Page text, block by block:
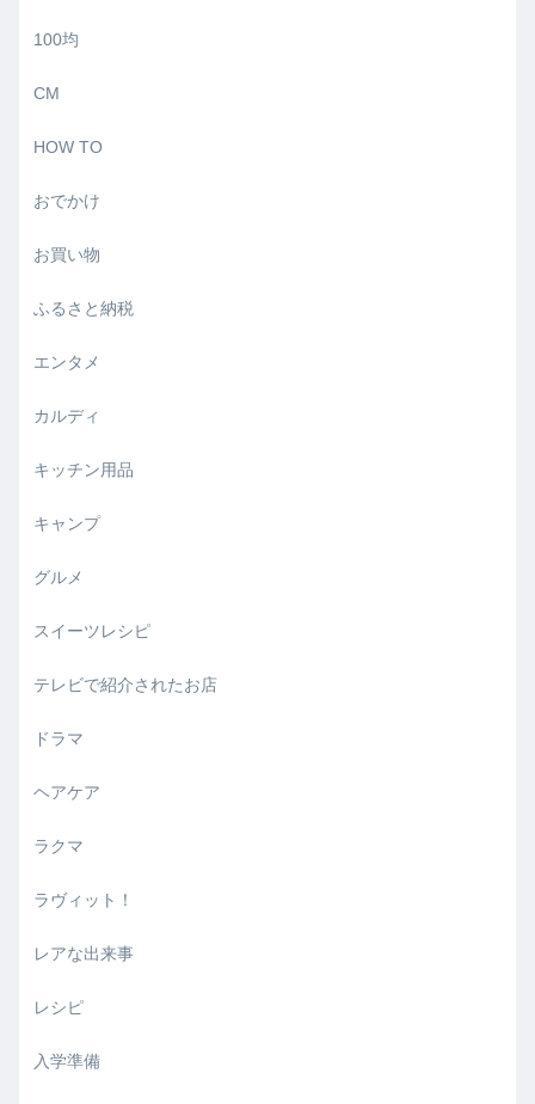
100均
CM
HOW TO
おでかけ
お買い物
ふるさと納税
エンタメ
カルディ
キッチン用品
キャンプ
グルメ
スイーツレシピ
テレビで紹介されたお店
ドラマ
ヘアケア
ラクマ
ラヴィット！
レアな出来事
レシピ
入学準備